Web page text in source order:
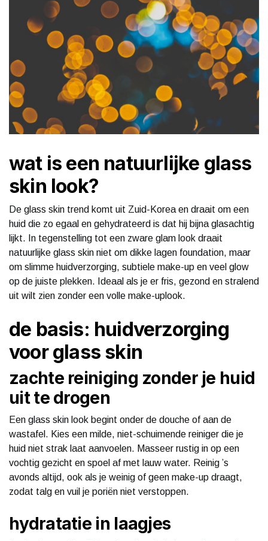
wat is een natuurlijke glass
skin look?
De glass skin trend komt uit Zuid-Korea en draait om een
huid die zo egaal en gehydrateerd is dat hij bijna glasachtig
lijkt. In tegenstelling tot een zware glam look draait
natuurlijke glass skin niet om dikke lagen foundation, maar
om slimme huidverzorging, subtiele make-up en veel glow
op de juiste plekken. Ideaal als je er fris, gezond en stralend
uit wilt zien zonder een volle make-uplook.
de basis: huidverzorging
voor glass skin
zachte reiniging zonder je huid
uit te drogen
Een glass skin look begint onder de douche of aan de
wastafel. Kies een milde, niet-schuimende reiniger die je
huid niet strak laat aanvoelen. Masseer rustig in op een
vochtig gezicht en spoel af met lauw water. Reinig ’s
avonds altijd, ook als je weinig of geen make-up draagt,
zodat talg en vuil je poriën niet verstoppen.
hydratatie in laagjes